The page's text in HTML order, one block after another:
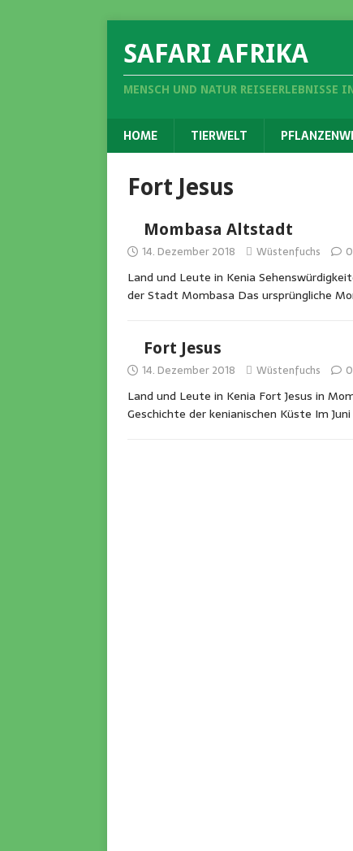
SAFARI AFRIKA
MENSCH UND NATUR REISEERLEBNISSE
HOME TIERWELT
Fort Jesus
Mombasa Altstadt
14. Dezember 2018 Wüstenfuchs 0
Land und Leute in Kenia
der Stadt Mombasa Das ursprüngliche
Fort Jesus
14. Dezember 2018 Wüstenfuchs 0
Land und Leute in Kenia Fort Jesus in
Geschichte der kenianischen Küste Im